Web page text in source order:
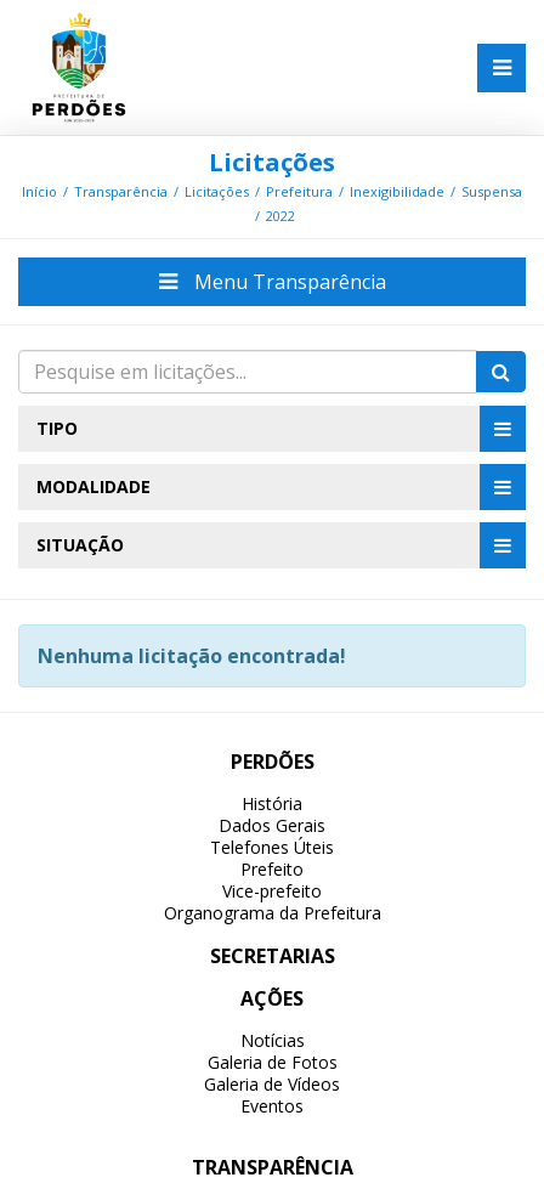
Licitações
Início Transparência Licitações Prefeitura Inexigibilidade
Suspensa
2022
Menu Transparência
TIPO
MODALIDADE
SITUAÇÃO
Nenhuma licitação encontrada!
PERDÕES
História
Dados Gerais
Telefones Úteis
Prefeito
Vice-prefeito
Organograma da Prefeitura
SECRETARIAS
AÇÕES
Notícias
Galeria de Fotos
Galeria de Vídeos
Eventos
TRANSPARÊNCIA